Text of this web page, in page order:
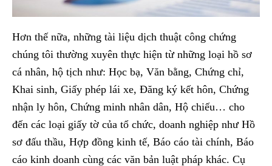
Hơn thế nữa, những tài liệu dịch thuật công chứng
chúng tôi thường xuyên thực hiện từ những loại hồ sơ
cá nhân, hộ tịch như: Học bạ, Văn bằng, Chứng chỉ,
Khai sinh, Giấy phép lái xe, Đăng ký kết hôn, Chứng
nhận ly hôn, Chứng minh nhân dân, Hộ chiếu… cho
đến các loại giấy tờ của tổ chức, doanh nghiệp như Hồ
sơ đấu thầu, Hợp đồng kinh tế, Báo cáo tài chính, Báo
cáo kinh doanh cùng các văn bản luật pháp khác. Cụ